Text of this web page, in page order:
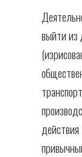
выйти из